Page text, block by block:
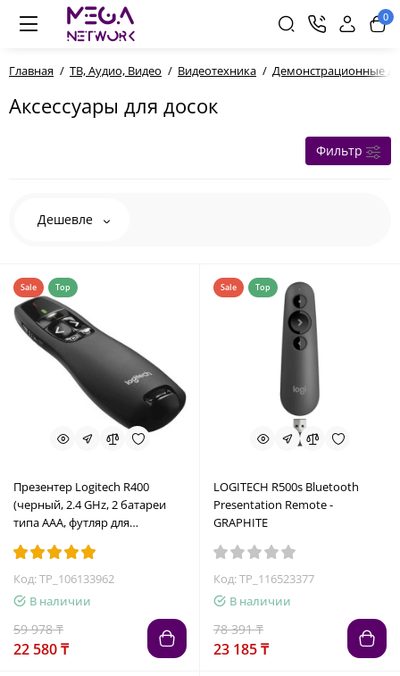
0
Главная ТВ, Аудио, Видео Видеотехника Демонстрационные
Аксессуары для досок
Фильтр
Дешевле
Sale Top
Презентер Logitech R400
(черный, 2.4 GHz, 2 батареи
типа AAA, футляр для
U0014)
Код: TP_106133962
В наличии
59 978 ₸
22 580 ₸
Sale Top
LOGITECH R500s Bluetooth
Presentation Remote -
GRAPHITE
Код: TP_116523377
В наличии
78 391 ₸
23 185 ₸